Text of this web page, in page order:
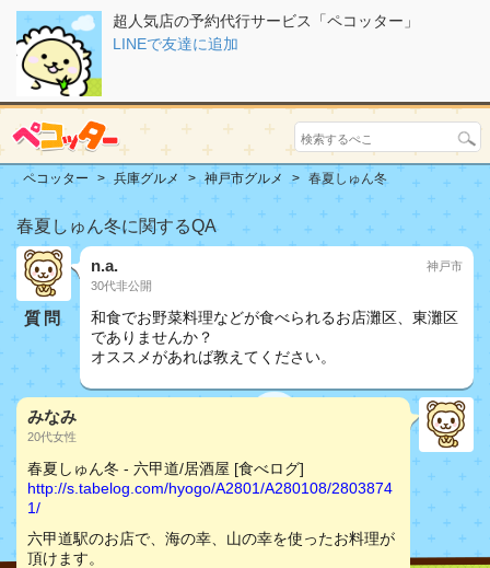
超人気店の予約代行サービス「ペコッター」
LINEで友達に追加
ペコッター 兵庫グルメ 神戸市グルメ 春夏しゅん冬
春夏しゅん冬に関するQA
質問
n.a.
30代非公開
神戸市
和食でお野菜料理などが食べられるお店灘区、東灘区
でありませんか？
オススメがあれば教えてください。
みなみ
20代女性
春夏しゅん冬 - 六甲道/居酒屋 [食べログ]
http://s.tabelog.com/hyogo/A2801/A280108/2803874
1/
六甲道駅のお店で、海の幸、山の幸を使ったお料理が
頂けます。